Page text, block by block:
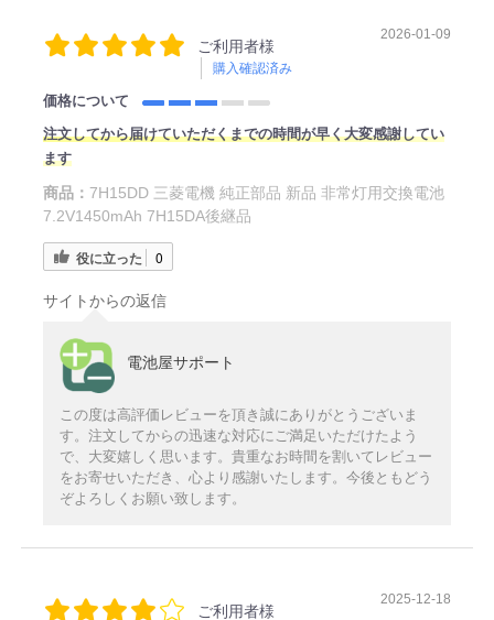
ご利用者様
購入確認済み
2026-01-09
価格について
注文してから届けていただくまでの時間が早く大変感謝してい
ます
商品： 7H15DD 三菱電機 純正部品 新品 非常灯用交換電池
7.2V1450mAh 7H15DA後継品
役に立った 0
サイトからの返信
電池屋サポート
この度は高評価レビューを頂き誠にありがとうございま
す。注文してからの迅速な対応にご満足いただけたよう
で、大変嬉しく思います。貴重なお時間を割いてレビュー
をお寄せいただき、心より感謝いたします。今後ともどう
ぞよろしくお願い致します。
ご利用者様
2025-12-18